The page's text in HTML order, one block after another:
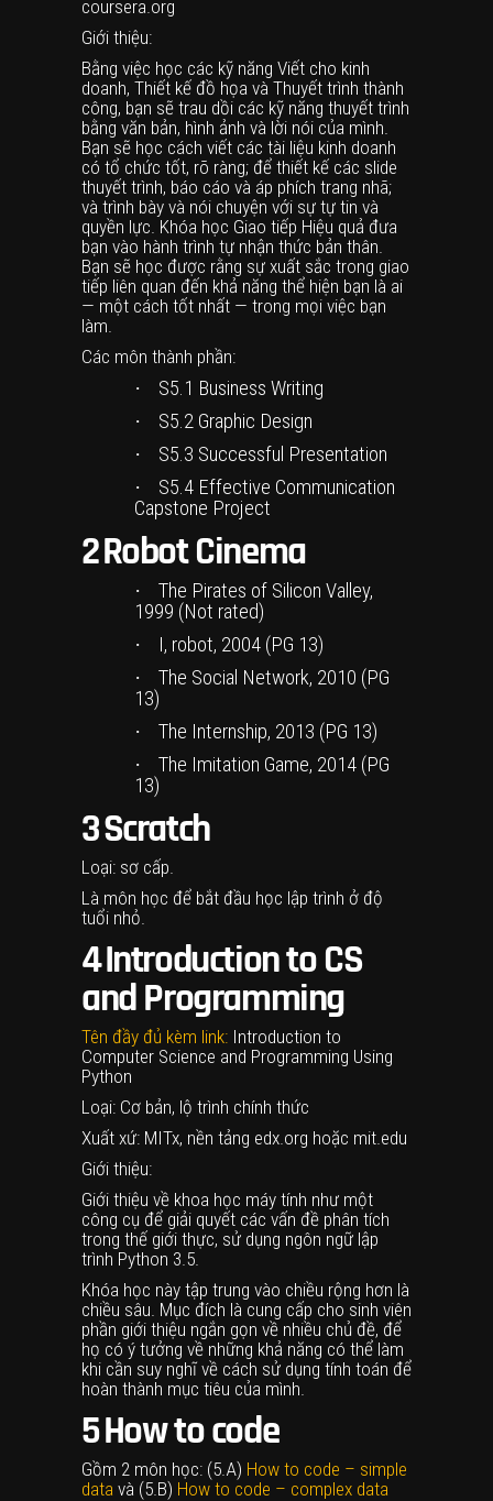
coursera.org
Giới thiệu:
Bằng việc học các kỹ năng Viết cho kinh
doanh, Thiết kế đồ họa và Thuyết trình thành
công, bạn sẽ trau dồi các kỹ năng thuyết trình
bằng văn bản, hình ảnh và lời nói của mình.
Bạn sẽ học cách viết các tài liệu kinh doanh
có tổ chức tốt, rõ ràng; để thiết kế các slide
thuyết trình, báo cáo và áp phích trang nhã;
và trình bày và nói chuyện với sự tự tin và
quyền lực. Khóa học Giao tiếp Hiệu quả đưa
bạn vào hành trình tự nhận thức bản thân.
Bạn sẽ học được rằng sự xuất sắc trong giao
tiếp liên quan đến khả năng thể hiện bạn là ai
— một cách tốt nhất — trong mọi việc bạn
làm.
Các môn thành phần:
· S5.1 Business Writing
· S5.2 Graphic Design
· S5.3 Successful Presentation
· S5.4 Effective Communication
Capstone Project
2Robot Cinema
·
The Pirates of Silicon Valley,
1999 (Not rated)
· I, robot, 2004 (PG 13)
·
The Social Network, 2010 (PG
13)
· The Internship, 2013 (PG 13)
·
The Imitation Game, 2014 (PG
13)
3Scratch
Loại: sơ cấp.
Là môn học để bắt đầu học lập trình ở độ
tuổi nhỏ.
4Introduction to CS
and Programming
Tên đầy đủ kèm link: Introduction to
Computer Science and Programming Using
Python
Loại: Cơ bản, lộ trình chính thức
Xuất xứ: MITx, nền tảng edx.org hoặc mit.edu
Giới thiệu:
Giới thiệu về khoa học máy tính như một
công cụ để giải quyết các vấn đề phân tích
trong thế giới thực, sử dụng ngôn ngữ lập
trình Python 3.5.
Khóa học này tập trung vào chiều rộng hơn là
chiều sâu. Mục đích là cung cấp cho sinh viên
phần giới thiệu ngắn gọn về nhiều chủ đề, để
họ có ý tưởng về những khả năng có thể làm
khi cần suy nghĩ về cách sử dụng tính toán để
hoàn thành mục tiêu của mình.
5How to code
Gồm 2 môn học: (5.A) How to code – simple
data và (5.B) How to code – complex data